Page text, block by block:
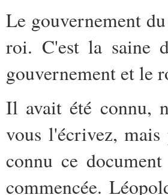
Le gouvernement
roi. C'est la saine
gouvernement et le
Il avait été connu,
vous l'écrivez,
connu ce
commencée.